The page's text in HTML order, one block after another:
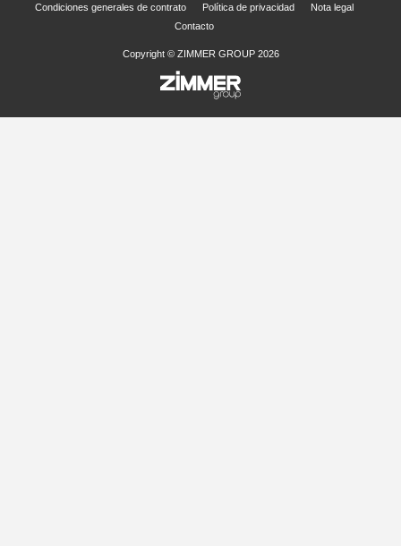
Condiciones generales de contrato Política de privacidad
Nota legal
Contacto
Copyright © ZIMMER GROUP 2026